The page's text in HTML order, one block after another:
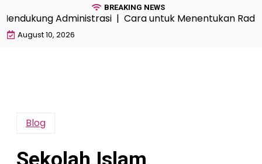
BREAKING NEWS
Administrasi |Cara untuk Menentukan Radius
August 10, 2026
Blog